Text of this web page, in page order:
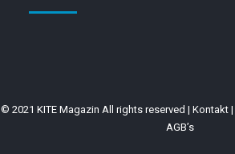
© 2021 KITE Magazin All rights reserved | Kontakt |
AGB’s